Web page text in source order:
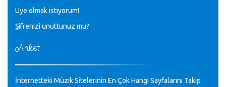
♪
GEÇMİŞ OLSUN TÜRKİYE!
Mavi Nota - 07.02.2023
♪
30 yıl sonra karşılaşmak çok güzel Kurtuluş, teveccüh
M.Semih Baylan - 08.01.2023
Üye olmak istiyorum!
Şifrenizi unuttunuz mu?
Anket
İnternetteki Müzik Sitelerinin En Çok Hangi Sayfalarını Takip